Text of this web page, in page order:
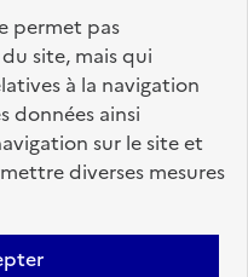
permet pas
site, mais qui
à la navigation
données ainsi
sur le site et
diverses mesures